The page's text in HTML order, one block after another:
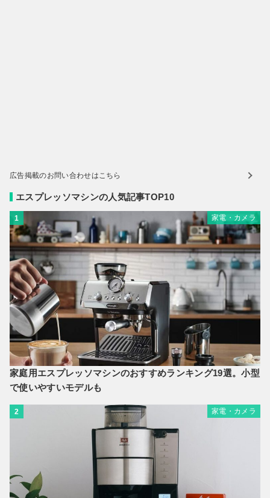
広告掲載のお問い合わせはこちら
エスプレッソマシンの人気記事TOP10
1 家電・カメラ
家庭用エスプレッソマシンのおすすめランキング19選。小型
で使いやすいモデルも
2 家電・カメラ